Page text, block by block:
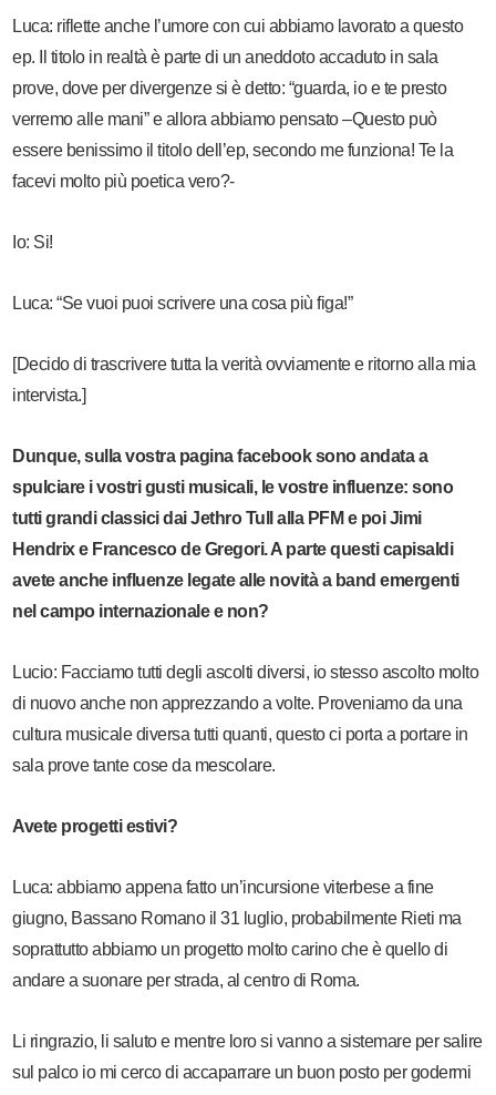
Luca: riflette anche l’umore con cui abbiamo lavorato a questo
ep. Il titolo in realtà è parte di un aneddoto accaduto in sala
prove, dove per divergenze si è detto: “guarda, io e te presto
verremo alle mani” e allora abbiamo pensato –Questo può
essere benissimo il titolo dell’ep, secondo me funziona! Te la
facevi molto più poetica vero?-
Io: Si!
Luca: “Se vuoi puoi scrivere una cosa più figa!”
[Decido di trascrivere tutta la verità ovviamente e ritorno alla mia
intervista.]
Dunque, sulla vostra pagina facebook sono andata a
spulciare i vostri gusti musicali, le vostre influenze: sono
tutti grandi classici dai Jethro Tull alla PFM e poi Jimi
Hendrix e Francesco de Gregori. A parte questi capisaldi
avete anche influenze legate alle novità a band emergenti
nel campo internazionale e non?
Lucio: Facciamo tutti degli ascolti diversi, io stesso ascolto molto
di nuovo anche non apprezzando a volte. Proveniamo da una
cultura musicale diversa tutti quanti, questo ci porta a portare in
sala prove tante cose da mescolare.
Avete progetti estivi?
Luca: abbiamo appena fatto un’incursione viterbese a fine
giugno, Bassano Romano il 31 luglio, probabilmente Rieti ma
soprattutto abbiamo un progetto molto carino che è quello di
andare a suonare per strada, al centro di Roma.
Li ringrazio, li saluto e mentre loro si vanno a sistemare per salire
sul palco io mi cerco di accaparrare un buon posto per godermi